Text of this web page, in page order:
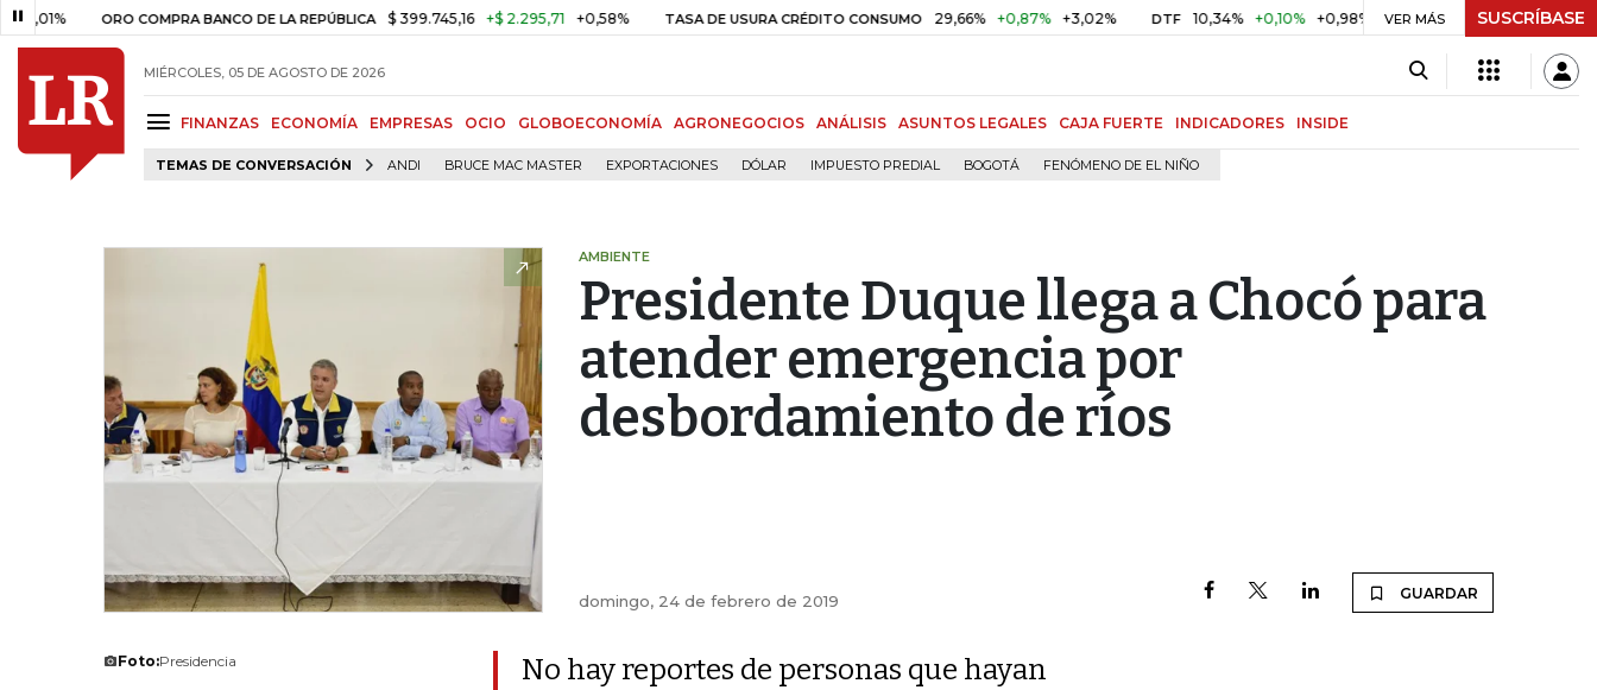
ORO COMPRA BANCO DE LA REPÚBLICA $ 399.745,16 +$ 2.295,71 +0,58% TASA DE USURA CRÉDITO CONSUMO 29,66% +0,87% +3,02% DTF 10,34% +0,10% +0,98% UVR $ 416,81 +$ 0,05 +0,01%
VER MÁS SUSCRÍBASE
MIÉRCOLES, 05 DE AGOSTO DE 2026
FINANZAS ECONOMÍA EMPRESAS OCIO GLOBOECONOMÍA AGRONEGOCIOS ANÁLISIS ASUNTOS LEGALES CAJA FUERTE INDICADORES INSIDE
TEMAS DE CONVERSACIÓN ANDI BRUCE MAC MASTER EXPORTACIONES DÓLAR IMPUESTO PREDIAL BOGOTÁ FENÓMENO DE EL NIÑO
AMBIENTE
Presidente Duque llega a Chocó para
atender emergencia por
desbordamiento de ríos
domingo, 24 de febrero de 2019 GUARDAR
Foto:Presidencia
No hay reportes de personas que hayan